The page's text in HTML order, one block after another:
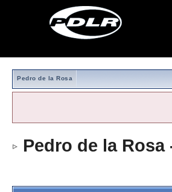
Pedro de la Rosa
Pedro de la Rosa